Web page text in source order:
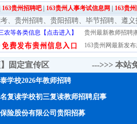
163贵州招聘吧| 163贵州人事考试信息网 163贵
、 贵州招聘、 贵阳招聘、 毕节招聘、 遵义
等各类信息【点击进入】
贵州最新教师招聘|
163贵州网最新发
顶】固定宣传区 --->>> 本站
学校2026年教师招聘
复读学校初三复读教师招聘启事
险股份有限公司贵阳招募